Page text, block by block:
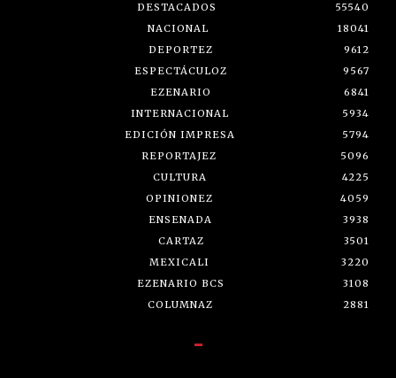
DESTACADOS
55540
NACIONAL
18041
DEPORTEZ
9612
ESPECTÁCULOZ
9567
EZENARIO
6841
INTERNACIONAL
5934
EDICIÓN IMPRESA
5794
REPORTAJEZ
5096
CULTURA
4225
OPINIONEZ
4059
ENSENADA
3938
CARTAZ
3501
MEXICALI
3220
EZENARIO BCS
3108
COLUMNAZ
2881
-